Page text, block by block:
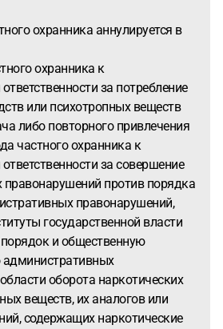
охранника аннулируется в
охранника к
за потребление
или психотропных веществ
либо повторного привлечения
частного охранника к
за совершение
против порядка
правонарушений,
государственной власти
и общественную
административных
оборота наркотических
веществ, их аналогов или
содержащих наркотические